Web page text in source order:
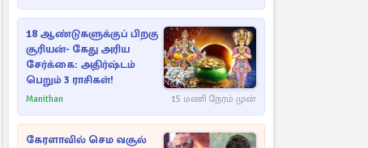
18 ஆண்டுகளுக்குப் பிறகு
சூரியன்- கேது அரிய
சேர்க்கை: அதிர்ஷ்டம்
பெறும் 3 ராசிகள்!
Manithan 15 மணி நேரம் முன்
கேரளாவில் செம வசூல்